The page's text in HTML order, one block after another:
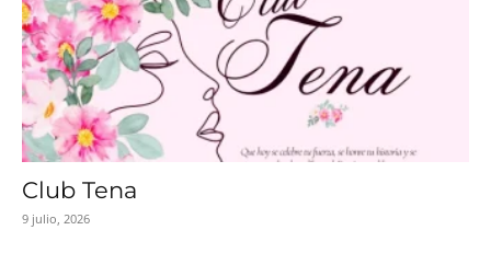
Club Tena
9 julio, 2026